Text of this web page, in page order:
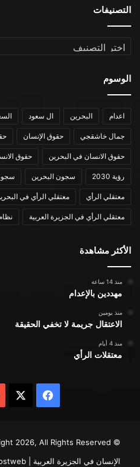
التصنيفات
التصنيفات
الوسوم
اعدام البحرين ال سعود
جمال خاشقجي حقوق الإنسان
حقوق الانسان في البحرين حقوق
رؤية 2030 سجون البحرين
معتقلي الرأي معتقلي الرأي في
معتقلي الرأي في الجزيرة العربية
الأكثر مشاهدة
منذ 14 ساعة
مهددين بالإعدام
منذ يومين
الاعتقال جريمة لا تخفي الحقيقة
منذ 4 أيام
معتقلات الرأي
فيسبوك
الإنسان في الجزيرة العربية | Site Preparation